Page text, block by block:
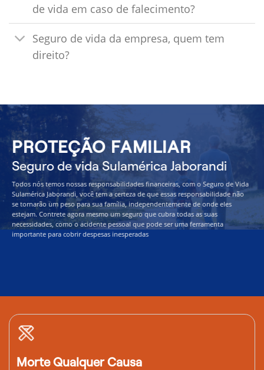
de vida em caso de falecimento?
Seguro de vida da empresa, quem tem
direito?
PROTEÇÃO FAMILIAR
Seguro de vida Sulamérica Jaborandi
Todos nós temos nossas responsabilidades financeiras, com o Seguro de Vida
Sulamérica Jaborandi, você tem a certeza de que essas responsabilidade não
se tornarão um peso para sua família, independentemente de onde eles
estejam. Contrete agora mesmo um seguro que cubra todas as suas
necessidades, como o acidente pessoal que pode ser uma ferramenta
importante para cobrir despesas inesperadas
Morte Qualquer Causa